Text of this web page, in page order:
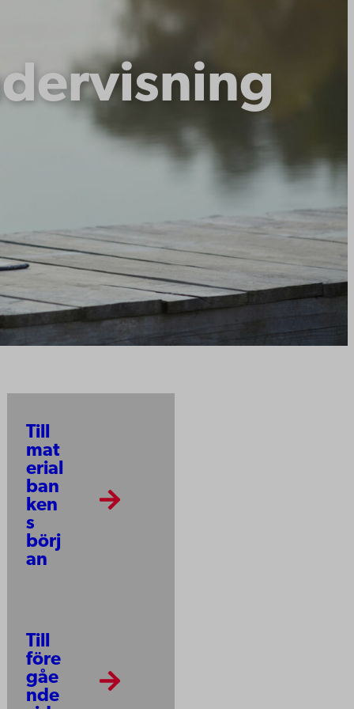
Till
mat
erial
ban
ken
s
börj
an
Till
före
gåe
nde